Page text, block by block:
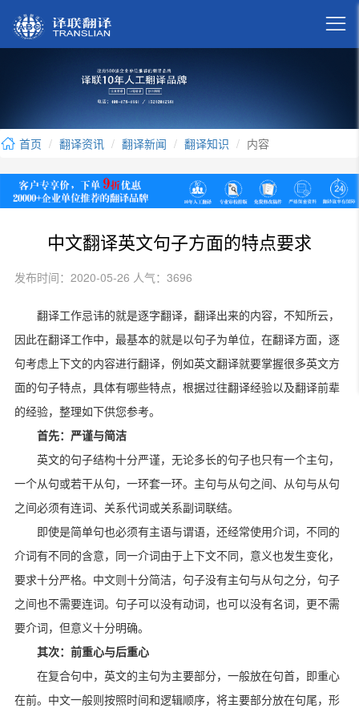

首页 翻译资讯 翻译新闻 翻译知识 内容
中文翻译英文句子方面的特点要求
发布时间：2020-05-26 人气：3696
翻译工作忌讳的就是逐字翻译，翻译出来的内容，不知所云，
因此在翻译工作中，最基本的就是以句子为单位，在翻译方面，逐
句考虑上下文的内容进行翻译，例如英文翻译就要掌握很多英文方
面的句子特点，具体有哪些特点，根据过往翻译经验以及翻译前辈
的经验，整理如下供您参考。
首先：严谨与简洁
英文的句子结构十分严谨，无论多长的句子也只有一个主句，
一个从句或若干从句，一环套一环。主句与从句之间、从句与从句
之间必须有连词、关系代词或关系副词联结。
即使是简单句也必须有主语与谓语，还经常使用介词，不同的
介词有不同的含意，同一介词由于上下文不同，意义也发生变化，
要求十分严格。中文则十分简洁，句子没有主句与从句之分，句子
之间也不需要连词。句子可以没有动词，也可以没有名词，更不需
要介词，但意义十分明确。
其次：前重心与后重心
在复合句中，英文的主句为主要部分，一般放在句首，即重心
在前。中文一般则按照时间和逻辑顺序，将主要部分放在句尾，形